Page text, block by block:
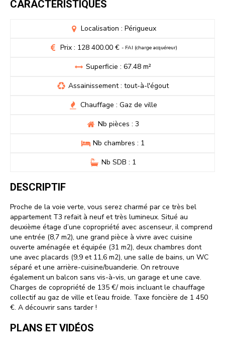
CARACTÉRISTIQUES
Localisation : Périgueux
Prix : 128 400.00 € - FAI (charge acquéreur)
Superficie : 67.48 m²
Assainissement : tout-à-l'égout
Chauffage : Gaz de ville
Nb pièces : 3
Nb chambres : 1
Nb SDB : 1
DESCRIPTIF
Proche de la voie verte, vous serez charmé par ce très bel
appartement T3 refait à neuf et très lumineux. Situé au
deuxième étage d’une copropriété avec ascenseur, il comprend
une entrée (8,7 m2), une grand pièce à vivre avec cuisine
ouverte aménagée et équipée (31 m2), deux chambres dont
une avec placards (9,9 et 11,6 m2), une salle de bains, un WC
séparé et une arrière-cuisine/buanderie. On retrouve
également un balcon sans vis-à-vis, un garage et une cave.
Charges de copropriété de 135 €/ mois incluant le chauffage
collectif au gaz de ville et l’eau froide. Taxe foncière de 1 450
€. A découvrir sans tarder !
PLANS ET VIDÉOS